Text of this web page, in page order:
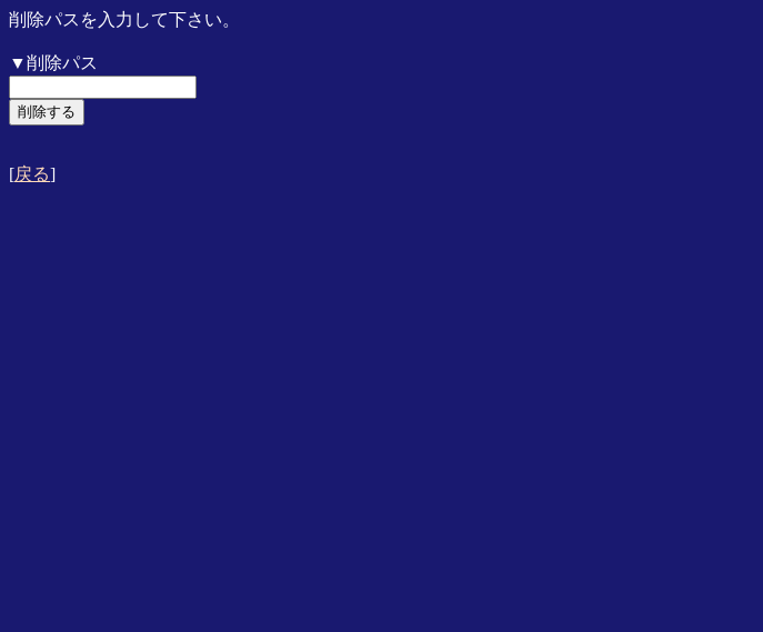
削除パスを入力して下さい。
▼削除パス
[戻る]